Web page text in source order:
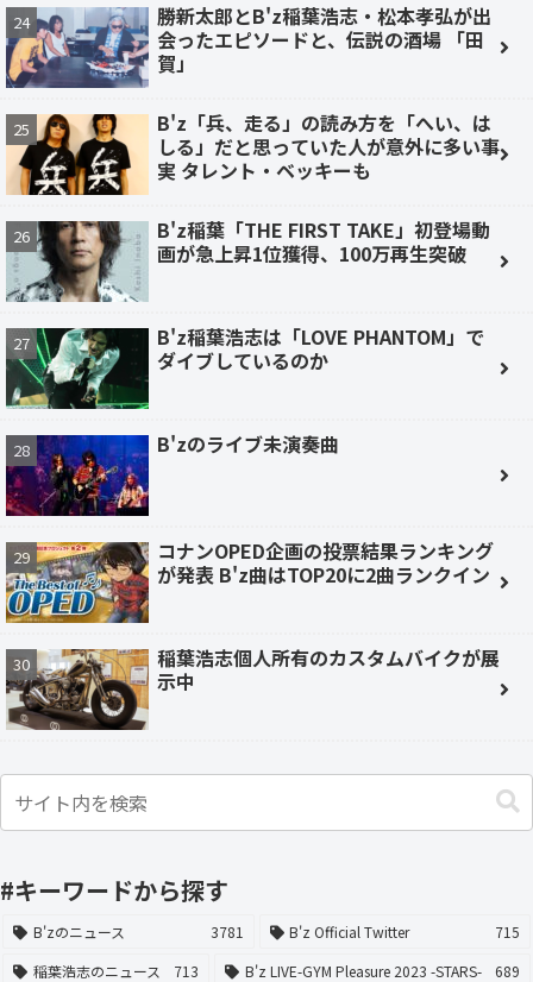
勝新太郎とB'z稲葉浩志・松本孝弘が出
会ったエピソードと、伝説の酒場 「田
賀」
B'z「兵、走る」の読み方を「へい、は
しる」だと思っていた人が意外に多い事
実 タレント・ベッキーも
B'z稲葉「THE FIRST TAKE」初登場動
画が急上昇1位獲得、100万再生突破
B'z稲葉浩志は「LOVE PHANTOM」で
ダイブしているのか
B'zのライブ未演奏曲
コナンOPED企画の投票結果ランキング
が発表 B'z曲はTOP20に2曲ランクイン
稲葉浩志個人所有のカスタムバイクが展
示中
#キーワードから探す
B'zのニュース 3781 B'z Official Twitter
715
稲葉浩志のニュース
713 B'z LIVE-GYM Pleasure 2023 -STARS-
689